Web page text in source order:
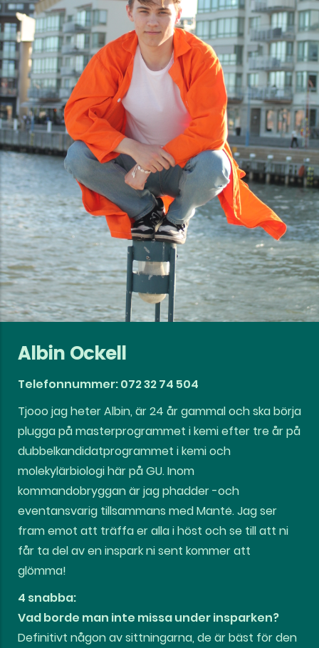
Albin Ockell
Telefonnummer: 072 32 74 504
Tjooo jag heter Albin, är 24 år gammal och ska börja
plugga på masterprogrammet i kemi efter tre år på
dubbelkandidatprogrammet i kemi och
molekylärbiologi här på GU. Inom
kommandobryggan är jag phadder -och
eventansvarig tillsammans med Mantė. Jag ser
fram emot att träffa er alla i höst och se till att ni
får ta del av en inspark ni sent kommer att
glömma!
4 snabba:
Vad borde man inte missa under insparken?
Definitivt någon av sittningarna, de är bäst för den